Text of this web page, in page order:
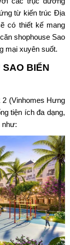
từ kiến trúc Địa
có thiết kế mang
shophouse Sao
mại xuyên suốt.
SAO BIỂN
2 (Vinhomes Hưng
tiện ích đa dạng,
như: